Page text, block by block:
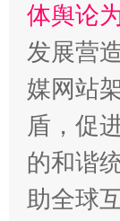
体舆论
发展营
媒网站
盾，促
的和谐
助全球